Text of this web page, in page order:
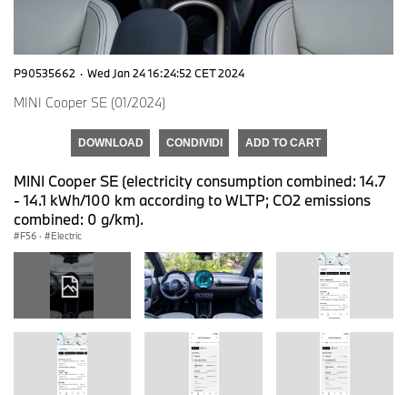
P90535662 · Wed Jan 24 16:24:52 CET 2024
MINI Cooper SE (01/2024)
DOWNLOAD CONDIVIDI ADD TO CART
MINI Cooper SE (electricity consumption combined: 14.7
- 14.1 kWh/100 km according to WLTP; CO2 emissions
combined: 0 g/km).
F56 · Electric